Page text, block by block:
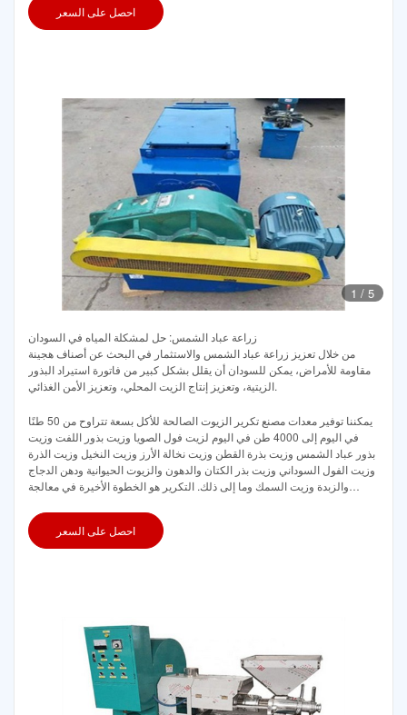
احصل على السعر
1 / 5
زراعة عباد الشمس: حل لمشكلة المياه في السودان
من خلال تعزيز زراعة عباد الشمس والاستثمار في البحث عن أصناف هجينة
مقاومة للأمراض، يمكن للسودان أن يقلل بشكل كبير من فاتورة استيراد البذور
الزيتية، وتعزيز إنتاج الزيت المحلي، وتعزيز الأمن الغذائي.
يمكننا توفير معدات مصنع تكرير الزيوت الصالحة للأكل بسعة تتراوح من 50 طنًا
في اليوم إلى 4000 طن في اليوم لزيت فول الصويا وزيت بذور اللفت وزيت
بذور عباد الشمس وزيت بذرة القطن وزيت نخالة الأرز وزيت النخيل وزيت الذرة
وزيت الفول السوداني وزيت بذر الكتان والدهون والزيوت الحيوانية ودهن الدجاج
والزبدة وزيت السمك وما إلى ذلك. التكرير هو الخطوة الأخيرة في معالجة
احصل على السعر